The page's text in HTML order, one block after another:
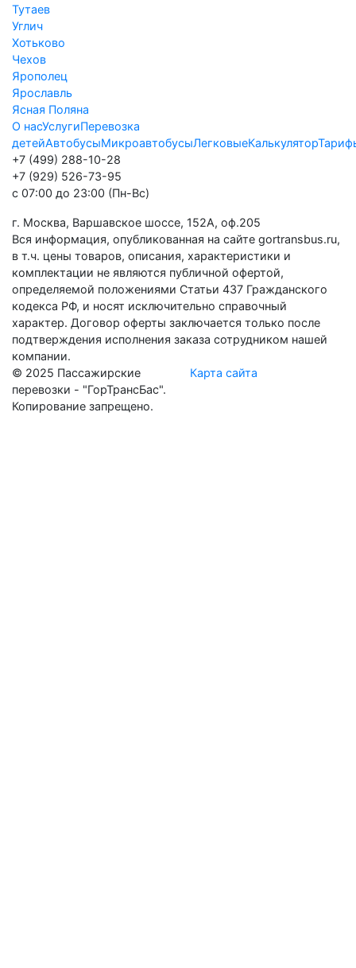
Тутаев
Углич
Хотьково
Чехов
Ярополец
Ярославль
Ясная Поляна
О насУслугиПеревозка
детейАвтобусыМикроавтобусыЛегковыеКалькулятор
+7 (499) 288-10-28
+7 (929) 526-73-95
с 07:00 до 23:00 (Пн-Вс)
г. Москва, Варшавское шоссе, 152А, оф.205
Вся информация, опубликованная на сайте gortransbus.ru,
в т.ч. цены товаров, описания, характеристики и
комплектации не являются публичной офертой,
определяемой положениями Статьи 437 Гражданского
кодекса РФ, и носят исключительно справочный
характер. Договор оферты заключается только после
подтверждения исполнения заказа сотрудником нашей
компании.
© 2025 Пассажирские
перевозки - "ГорТрансБас".
Копирование запрещено.
Карта сайта